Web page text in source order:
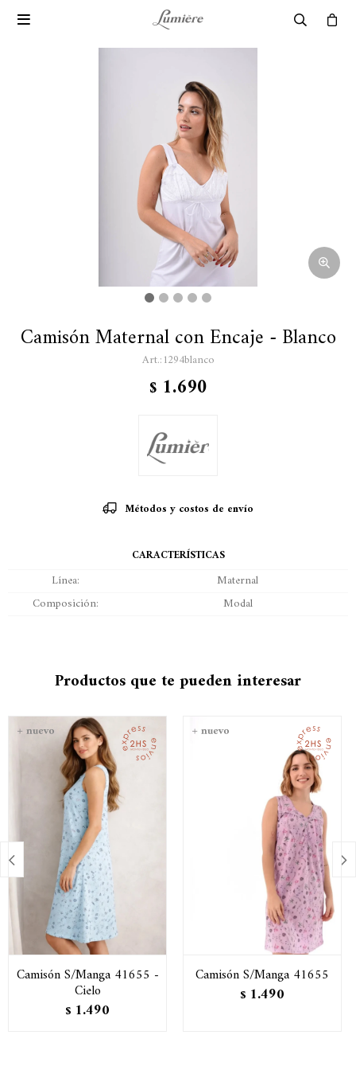

Camisón Maternal con Encaje - Blanco
1294blanco
$ 1.690
Métodos y costos de envío
CARACTERÍSTICAS
Línea
Maternal
Composición
Modal
Productos que te pueden interesar
Camisón S/Manga 41655 -
Cielo
$ 1.490
Camisón S/Manga 41655
$ 1.490
 